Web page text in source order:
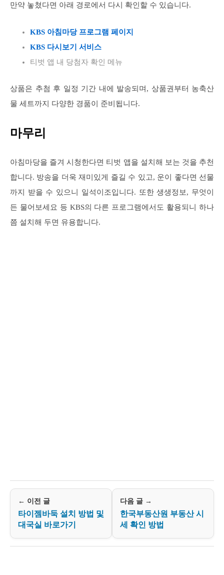
만약 놓쳤다면 아래 경로에서 다시 확인할 수 있습니다.
KBS 아침마당 프로그램 페이지
KBS 다시보기 서비스
티벗 앱 내 당첨자 확인 메뉴
상품은 추첨 후 일정 기간 내에 발송되며, 상품권부터 농축산
물 세트까지 다양한 경품이 준비됩니다.
마무리
아침마당을 즐겨 시청한다면 티벗 앱을 설치해 보는 것을 추천
합니다. 방송을 더욱 재미있게 즐길 수 있고, 운이 좋다면 선물
까지 받을 수 있으니 일석이조입니다. 또한 생생정보, 무엇이
든 물어보세요 등 KBS의 다른 프로그램에서도 활용되니 하나
쯤 설치해 두면 유용합니다.
← 이전 글
타이젬바둑 설치 방법 및
대국실 바로가기
다음 글 →
한국부동산원 부동산 시
세 확인 방법